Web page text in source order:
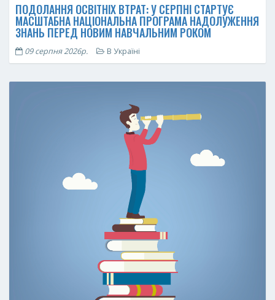
ПОДОЛАННЯ ОСВІТНІХ ВТРАТ: У СЕРПНІ СТАРТУЄ
МАСШТАБНА НАЦІОНАЛЬНА ПРОГРАМА НАДОЛУЖЕННЯ
ЗНАНЬ ПЕРЕД НОВИМ НАВЧАЛЬНИМ РОКОМ
09 серпня 2026р. В Україні